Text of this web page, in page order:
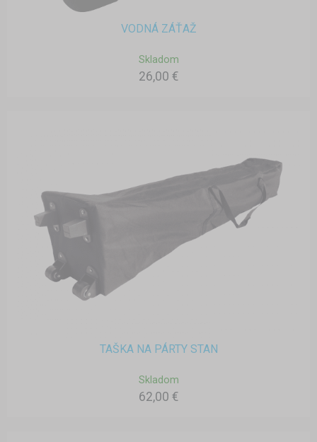
VODNÁ ZÁŤAŽ
Skladom
26,00 €
TAŠKA NA PÁRTY STAN
Skladom
62,00 €